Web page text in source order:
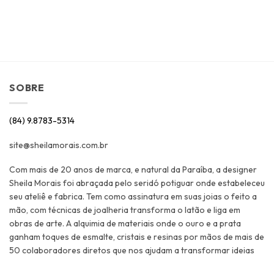
SOBRE
(84) 9.8783-5314
site@sheilamorais.com.br
Com mais de 20 anos de marca, e natural da Paraíba, a designer
Sheila Morais foi abraçada pelo seridó potiguar onde estabeleceu
seu ateliê e fabrica. Tem como assinatura em suas joias o feito a
mão, com técnicas de joalheria transforma o latão e liga em
obras de arte. A alquimia de materiais onde o ouro e a prata
ganham toques de esmalte, cristais e resinas por mãos de mais de
50 colaboradores diretos que nos ajudam a transformar ideias